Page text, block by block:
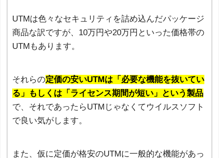
UTMは色々なセキュリティを詰め込んだパッケージ
商品な訳ですが、10万円や20万円といった価格帯の
UTMもあります。
それらの定価の安いUTMは「必要な機能を抜いてい
る」もしくは「ライセンス期間が短い」という製品
で、それであったらUTMじゃなくてウイルスソフト
で良い気がします。
また、仮に定価が格安のUTMに一般的な機能があっ